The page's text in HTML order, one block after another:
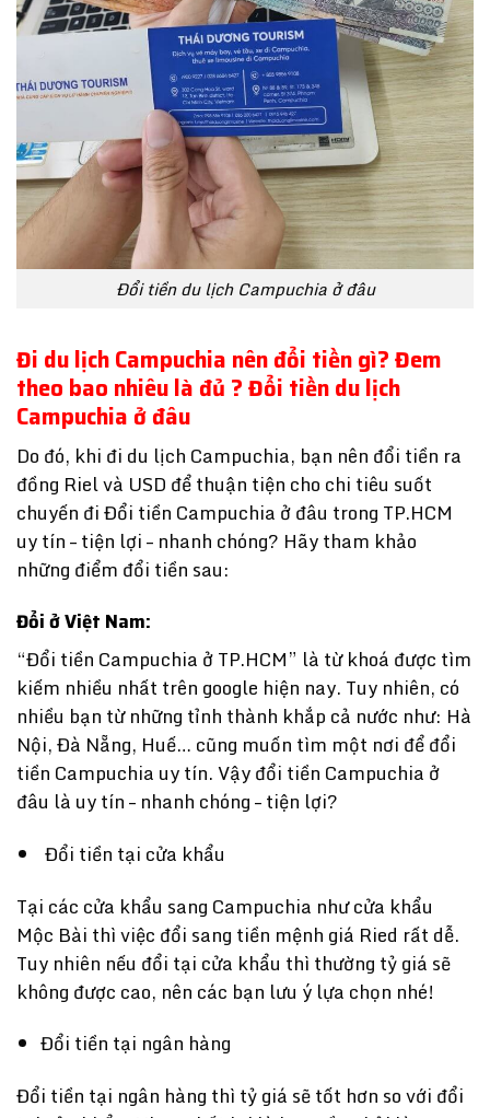
Đổi tiền du lịch Campuchia ở đâu
Đi du lịch Campuchia nên đổi tiền gì? Đem
theo bao nhiêu là đủ ? Đổi tiền du lịch
Campuchia ở đâu
Do đó, khi đi du lịch Campuchia, bạn nên đổi tiền ra
đồng Riel và USD để thuận tiện cho chi tiêu suốt
chuyến đi Đổi tiền Campuchia ở đâu trong TP.HCM
uy tín – tiện lợi – nhanh chóng? Hãy tham khảo
những điểm đổi tiền sau:
Đổi ở Việt Nam:
“Đổi tiền Campuchia ở TP.HCM” là từ khoá được tìm
kiếm nhiều nhất trên google hiện nay. Tuy nhiên, có
nhiều bạn từ những tỉnh thành khắp cả nước như: Hà
Nội, Đà Nẵng, Huế… cũng muốn tìm một nơi để đổi
tiền Campuchia uy tín. Vậy đổi tiền Campuchia ở
đâu là uy tín – nhanh chóng – tiện lợi?
Đổi tiền tại cửa khẩu
Tại các cửa khẩu sang Campuchia như cửa khẩu
Mộc Bài thì việc đổi sang tiền mệnh giá Ried rất dễ.
Tuy nhiên nếu đổi tại cửa khẩu thì thường tỷ giá sẽ
không được cao, nên các bạn lưu ý lựa chọn nhé!
Đổi tiền tại ngân hàng
Đổi tiền tại ngân hàng thì tỷ giá sẽ tốt hơn so với đổi